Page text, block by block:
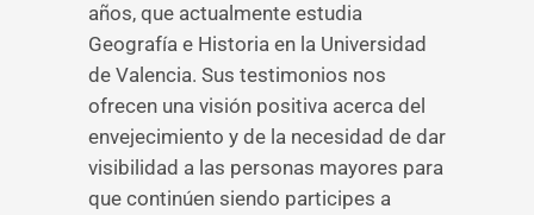
años, que actualmente estudia
Geografía e Historia en la Universidad
de Valencia. Sus testimonios nos
ofrecen una visión positiva acerca del
envejecimiento y de la necesidad de dar
visibilidad a las personas mayores para
que continúen siendo participes a